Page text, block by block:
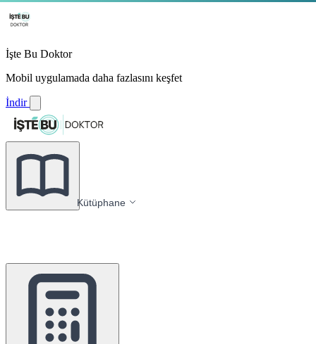
İşte Bu Doktor
Mobil uygulamada daha fazlasını keşfet
İndir
Kütüphane